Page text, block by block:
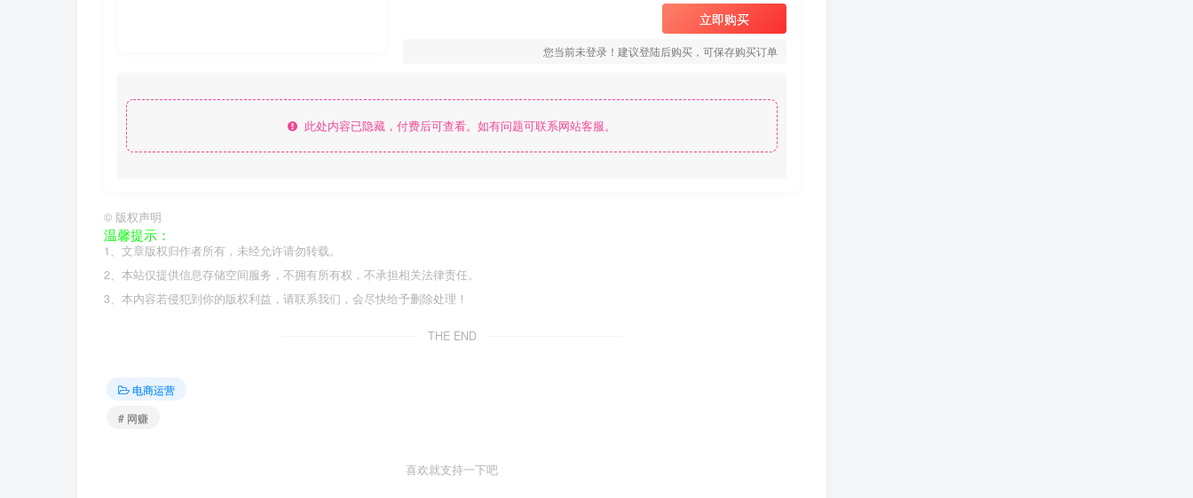
立即购买
您当前未登录！建议登陆后购买，可保存购买订单
此处内容已隐藏，付费后可查看。如有问题可联系网站客服。
© 版权声明
温馨提示：
1、文章版权归作者所有，未经允许请勿转载。
2、本站仅提供信息存储空间服务，不拥有所有权，不承担相关法律责任。
3、本内容若侵犯到你的版权利益，请联系我们，会尽快给予删除处理！
THE END
电商运营
# 网赚
喜欢就支持一下吧